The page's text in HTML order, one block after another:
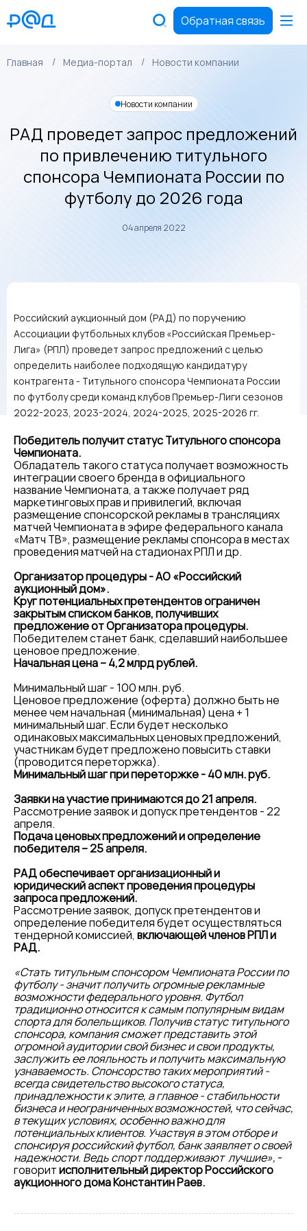
Обратная связь
Главная Медиа-портал Новости компании
Новости компании
РАД проведет запрос предложений
по привлечению титульного
спонсора Чемпионата России по
футболу до 2026 года
04 апреля 2022
Российский аукционный дом (РАД) по поручению
Ассоциации футбольных клубов «Российская Премьер-
Лига» (РПЛ) проведет запрос предложений с целью
определить наиболее подходящую кандидатуру
контрагента - Титульного спонсора Чемпионата России
по футболу среди команд клубов Премьер-Лиги сезонов
2022-2023, 2023-2024, 2024-2025, 2025-2026 гг.
Победитель получит статус Титульного спонсора
Чемпионата.
Обладатель такого статуса получает возможность
интеграции своего бренда в официального
название Чемпионата, а также получает ряд
маркетинговых прав и привилегий, включая
размещение спонсорской рекламы в трансляциях
матчей Чемпионата в эфире федерального канала
«Матч ТВ», размещение рекламы спонсора в местах
проведения матчей на стадионах РПЛ и др.
Организатор процедуры - АО «Российский
аукционный дом».
Круг потенциальных претендентов ограничен
закрытым списком банков, получивших
предложение от Организатора процедуры.
Победителем станет банк, сделавший наибольшее
ценовое предложение.
Начальная цена – 4,2 млрд рублей.
Минимальный шаг - 100 млн. руб.
Ценовое предложение (оферта) должно быть не
менее чем начальная (минимальная) цена + 1
минимальный шаг. Если будет несколько
одинаковых максимальных ценовых предложений,
участникам будет предложено повысить ставки
(проводится переторжка).
Минимальный шаг при переторжке - 40 млн. руб.
Заявки на участие принимаются до 21 апреля.
Рассмотрение заявок и допуск претендентов - 22
апреля.
Подача ценовых предложений и определение
победителя – 25 апреля.
РАД обеспечивает организационный и
юридический аспект проведения процедуры
запроса предложений.
Рассмотрение заявок, допуск претендентов и
определение победителя будет осуществляться
тендерной комиссией, включающей членов РПЛ и
РАД.
«Стать титульным спонсором Чемпионата России по
футболу - значит получить огромные рекламные
возможности федерального уровня. Футбол
традиционно относится к самым популярным видам
спорта для болельщиков. Получив статус титульного
спонсора, компания сможет представить этой
огромной аудитории свой бизнес и свои продукты,
заслужить ее лояльность и получить максимальную
узнаваемость. Спонсорство таких мероприятий -
всегда свидетельство высокого статуса,
принадлежности к элите, а главное - стабильности
бизнеса и неограниченных возможностей, что сейчас,
в текущих условиях, особенно важно для
потенциальных клиентов. Участвуя в этом отборе и
спонсируя российский футбол, банк заявляет о своей
надежности. Ведь спорт поддерживают лучшие», -
говоритисполнительный директор Российского
аукционного дома Константин Раев.